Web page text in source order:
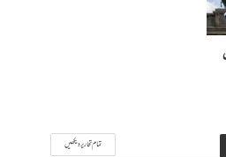
تمام تحاریر دیکھیں